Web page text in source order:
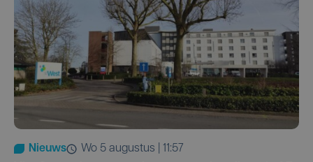
Nieuws
wo 5 augustus | 11:57